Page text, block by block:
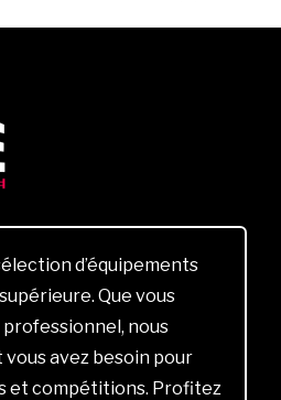
d’équipements
Que vous
nous
avez besoin pour
et compétitions. Profitez